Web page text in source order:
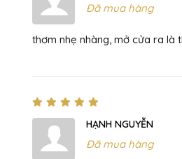
Đã mua hàng
thơm nhẹ nhàng, mở cửa ra là
HẠNH NGUYỄN
Đã mua hàng